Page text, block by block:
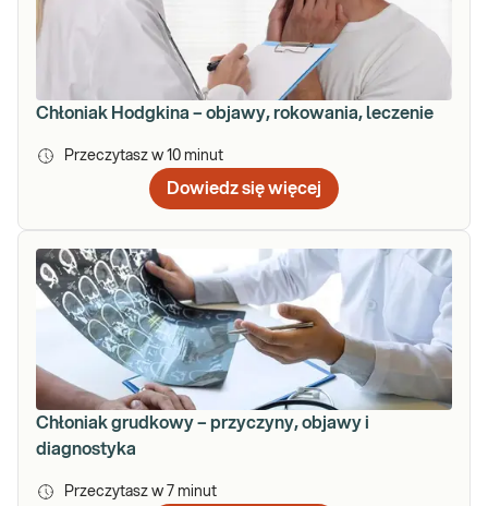
Chłoniak Hodgkina – objawy, rokowania, leczenie
Przeczytasz w 10 minut
Dowiedz się więcej
Chłoniak grudkowy – przyczyny, objawy i
diagnostyka
Przeczytasz w 7 minut